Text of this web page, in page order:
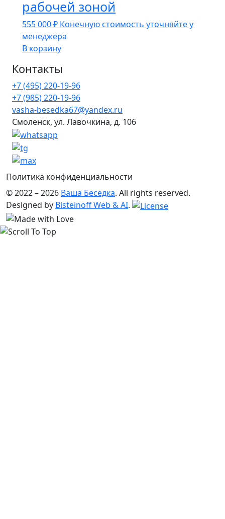
рабочей зоной
555 000₽ Конечную стоимость уточняйте у
менеджера
В корзину
Контакты
+7 (495) 220-19-96
+7 (985) 220-19-96
vasha-besedka67@yandex.ru
Смоленск, ул. Лавочкина, д. 106
Политика конфиденциальности
© 2022 – 2026 Ваша Беседка. All rights reserved.
Designed by Bisteinoff Web & AI.